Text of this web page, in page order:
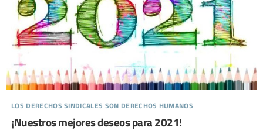
los derechos sindicales son derechos humanos
¡Nuestros mejores deseos para 2021!